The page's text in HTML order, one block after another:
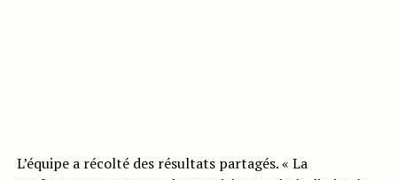
L’équipe a récolté des résultats partagés. « La